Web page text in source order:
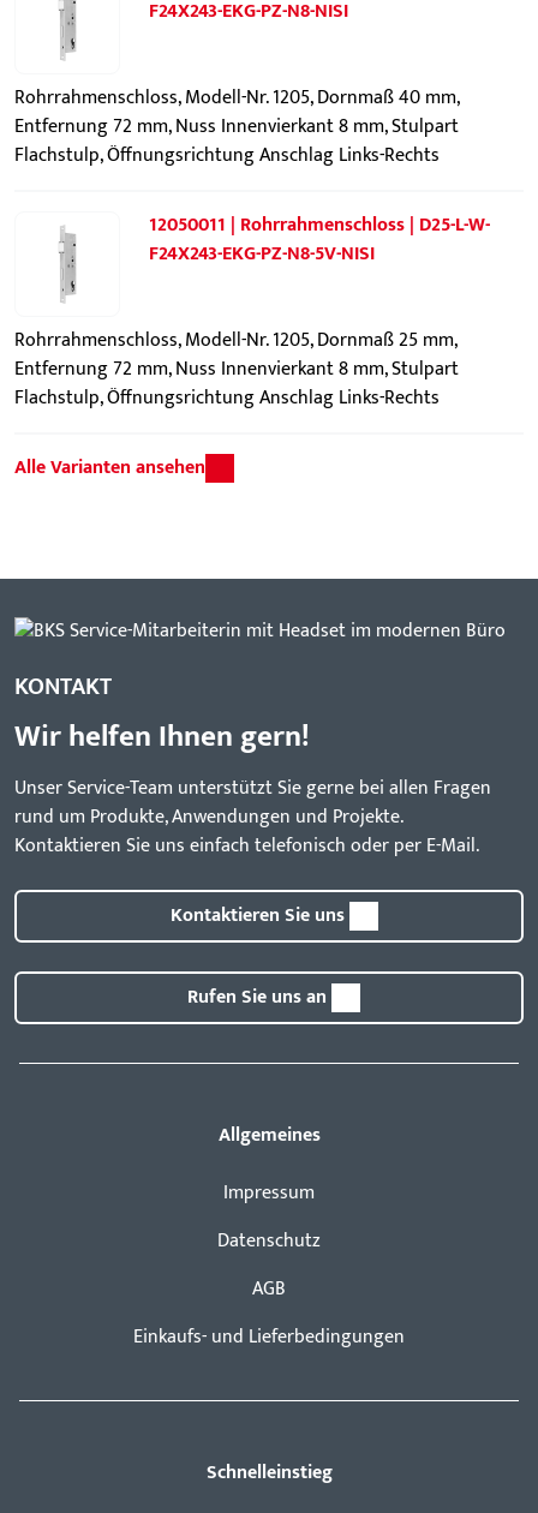
F24X243-EKG-PZ-N8-NISI
Rohrrahmenschloss, Modell-Nr. 1205, Dornmaß 40 mm,
Entfernung 72 mm, Nuss Innenvierkant 8 mm, Stulpart
Flachstulp, Öffnungsrichtung Anschlag Links-Rechts
12050011 | Rohrrahmenschloss | D25-L-W-
F24X243-EKG-PZ-N8-5V-NISI
Rohrrahmenschloss, Modell-Nr. 1205, Dornmaß 25 mm,
Entfernung 72 mm, Nuss Innenvierkant 8 mm, Stulpart
Flachstulp, Öffnungsrichtung Anschlag Links-Rechts
Alle Varianten ansehen
KONTAKT
Wir helfen Ihnen gern!
Unser Service-Team unterstützt Sie gerne bei allen Fragen
rund um Produkte, Anwendungen und Projekte.
Kontaktieren Sie uns einfach telefonisch oder per E-Mail.
Kontaktieren Sie uns
Rufen Sie uns an
Allgemeines
Impressum
Datenschutz
AGB
Einkaufs- und Lieferbedingungen
Schnelleinstieg